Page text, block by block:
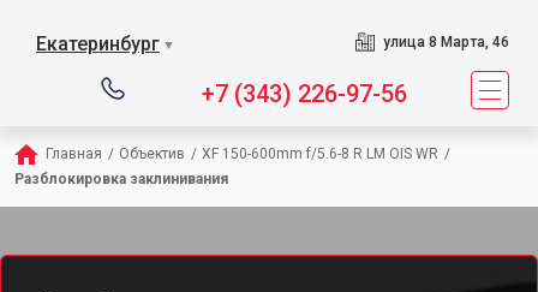
Екатеринбург ▼ улица 8 Марта, 46
+7 (343) 226-97-56
Главная / Объектив / XF 150-600mm f/5.6-8 R LM OIS WR /
Разблокировка заклинивания